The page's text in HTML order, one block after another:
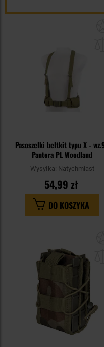
Pasoszelki beltkit typu X - wz.93
Pantera PL Woodland
Wysyłka: Natychmiast
54,99 zł
DO KOSZYKA